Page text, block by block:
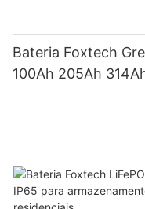
Bateria Foxtech
100Ah 205Ah
armazenamento